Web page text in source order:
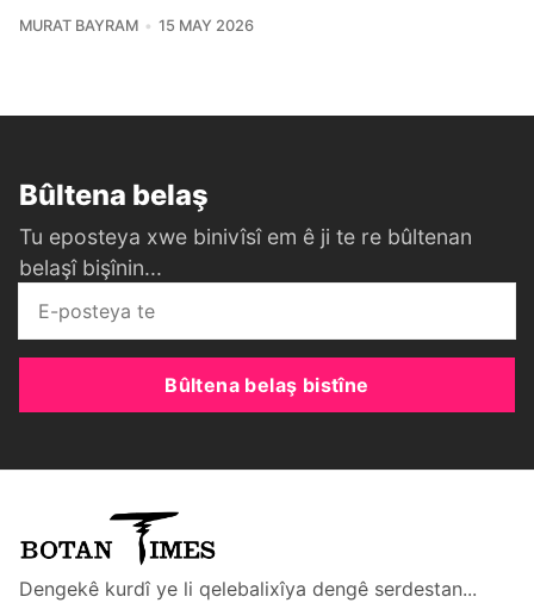
MURAT BAYRAM 15 MAY 2026
Bûltena belaş
Tu eposteya xwe binivîsî em ê ji te re bûltenan
belaşî bişînin...
Bûltena belaş bistîne
Dengekê kurdî ye li qelebalixîya dengê serdestan...